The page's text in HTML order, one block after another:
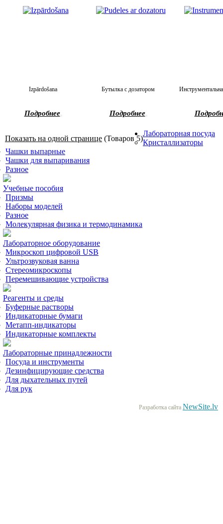
Izpārdošana
Подробнее
Бутылка с дозатором
Подробнее
Показать на одной странице (Товаров 5)
Лабораторная посуда
Кристаллизаторы
Чашки выпарные
Чашки для выпаривания
Разное
Учебные пособия
Призмы
Наборы моделей
Разное
Молекулярная физика и термодинамика
Лабораторное оборудование
Микроскоп цифровой USB
Ультрозвуковая ванна
Стереомикроскопы
Перемешивающие устройства
Реагенты и среды
Буферные растворы
Индикаторные бумаги
Метапп-индикаторы
Индикаторные комплекты
Лабораторные принадлежности
Посуда и инструменты
Дезинфицирующие средства
Для дыхательных путей
Для рук
Разработка сайта NewSite.lv